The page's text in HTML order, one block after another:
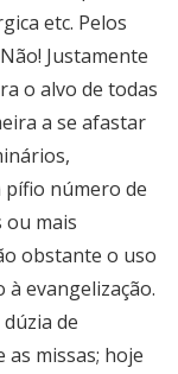
etc. Pelos
Justamente
o alvo de todas
a se afastar
número de
ou mais
obstante o uso
evangelização.
de
missas; hoje